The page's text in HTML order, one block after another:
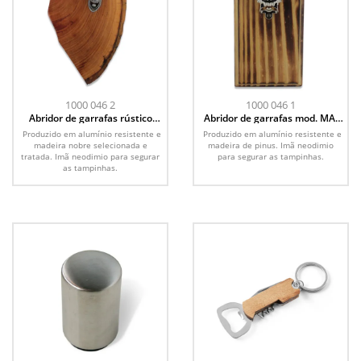
1000 046 2
Abridor de garrafas rústico
mod. MA-003
Produzido em alumínio resistente e
madeira nobre selecionada e
tratada. Imã neodimio para segurar
as tampinhas.
1000 046 1
Abridor de garrafas mod. MA-
004
Produzido em alumínio resistente e
madeira de pinus. Imã neodimio
para segurar as tampinhas.